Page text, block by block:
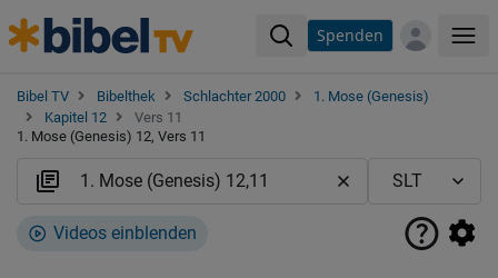
Spenden
Bibel TV Bibelthek Schlachter 2000
1. Mose (Genesis)
Kapitel 12
Vers 11
1. Mose (Genesis) 12, Vers 11
Videos einblenden